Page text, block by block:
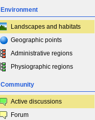
Environment
Landscapes and habitats
Geographic points
Administrative regions
Physiographic regions
Community
Active discussions
Forum